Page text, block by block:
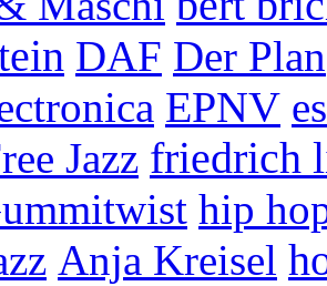
DAF Der Plan
EPNV
Jazz friedrich
hip
Anja Kreisel